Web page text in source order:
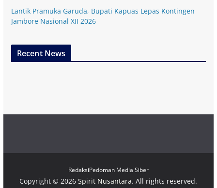
Lantik Pramuka Garuda, Bupati Kapuas Lepas Kontingen
Jambore Nasional XII 2026
Recent News
RedaksiPedoman Media Siber
Copyright © 2026Spirit Nusantara. All rights reserved.